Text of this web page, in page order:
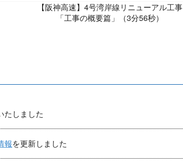
【阪神高速】4号湾岸線リニューアル工事
「工事の概要篇」（3分56秒）
たしました
報を更新しました